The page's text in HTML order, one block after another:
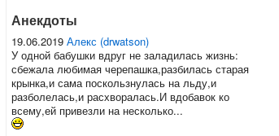
Анекдоты
19.06.2019 Алекс (drwatson)
У одной бабушки вдруг не заладилась жизнь:
сбежала любимая черепашка,разбилась старая
крынка,и сама поскользнулась на льду,и
разболелась,и расхворалась.И вдобавок ко
всему,ей привезли на несколько...